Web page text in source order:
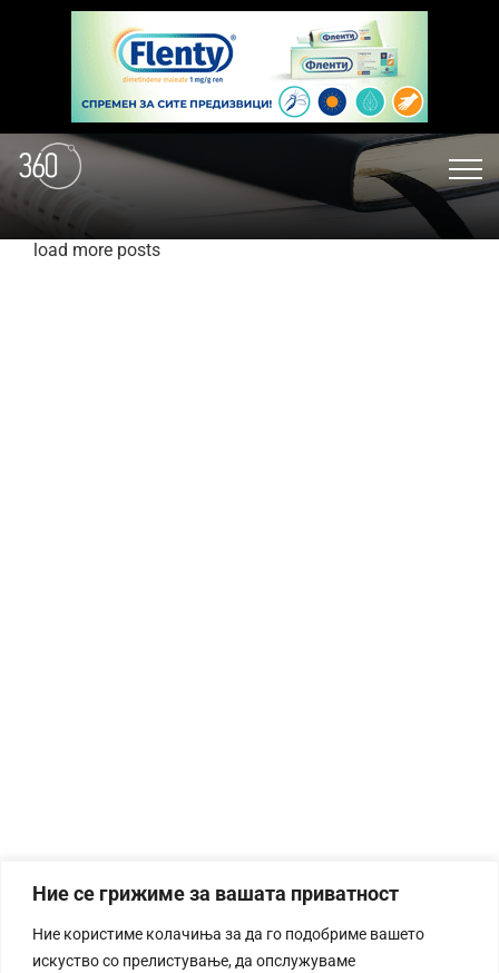
Ние се грижиме за вашата приватност
Ние користиме колачиња за да го подобриме вашето
искуство со прелистување, да опслужуваме
load more posts